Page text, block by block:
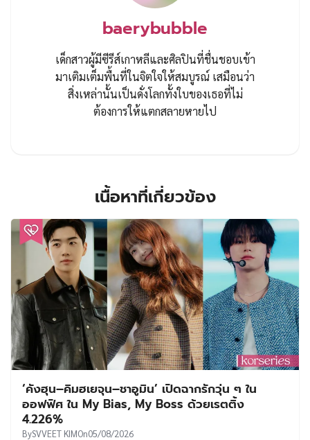
baerybubble
เด็กสาวผู้มีซีรีส์เกาหลีและศิลปินที่ชื่นชอบเข้า
มาเติมเต็มพื้นที่ในจิตใจให้สมบูรณ์ เสมือนว่า
สิ่งเหล่านั้นเป็นดั่งโลกทั้งใบของเธอที่ไม่
ต้องการให้แตกสลายหายไป
เนื้อหาที่เกี่ยวข้อง
‘คังฮุน–คิมฮเยจุน–ชาอูมิน’ เปิดฉากรักวุ่น ๆ ใน
ออฟฟิศ ใน My Bias, My Boss ด้วยเรตติ้ง
4.226%
BySVVEET KIMOn05/08/2026